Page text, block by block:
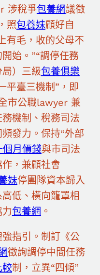
涉稅爭包養網議徵
照包養妹顧好自
有毛，收的父母不
始。”“調停任務
）三級包養俱樂
平臺三機制”，即
市公職lawyer 兼
機制、稅務司法
發力。保持“外部
個月價錢與市司法
，兼顧社會
妹停團隊資本歸入
低、橫向籠罩相
包養網 。
指引。制訂《公
徵詢調停中間任務
制，立異“四傾”